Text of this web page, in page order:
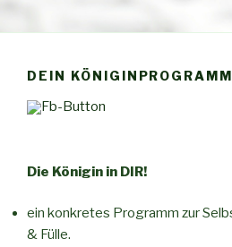
DEIN KÖNIGINPROGRAMM
Die Königin in DIR!
ein konkretes Programm zur
& Fülle.